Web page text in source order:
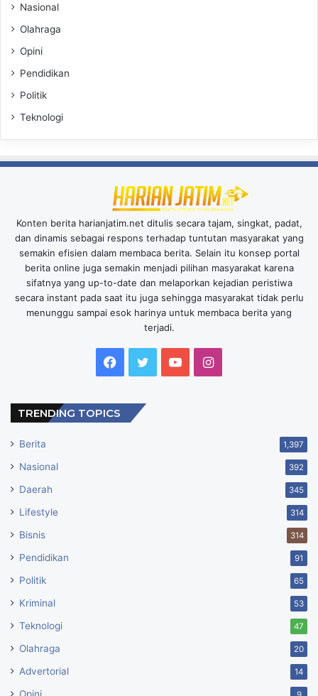
Nasional
Olahraga
Opini
Pendidikan
Politik
Teknologi
Konten berita harianjatim.net ditulis secara tajam, singkat, padat,
dan dinamis sebagai respons terhadap tuntutan masyarakat yang
semakin efisien dalam membaca berita. Selain itu konsep portal
berita online juga semakin menjadi pilihan masyarakat karena
sifatnya yang up-to-date dan melaporkan kejadian peristiwa
secara instant pada saat itu juga sehingga masyarakat tidak perlu
menunggu sampai esok harinya untuk membaca berita yang
terjadi.
Facebook
TwitterYouTubeInstagram
TRENDING TOPICS
Berita 1,397
Nasional 392
Daerah 345
Lifestyle 314
Bisnis 314
Pendidikan 91
Politik 65
Kriminal 53
Teknologi 47
Olahraga 20
Advertorial 14
Opini